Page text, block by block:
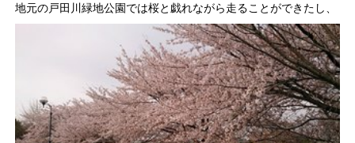
地元の戸田川緑地公園では桜と戯れながら走ることができたし、